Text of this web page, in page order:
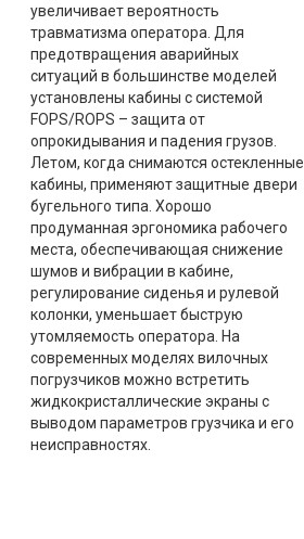
увеличивает вероятность
травматизма оператора. Для
предотвращения аварийных
ситуаций в большинстве моделей
установлены кабины с системой
FOPS/ROPS – защита от
опрокидывания и падения грузов.
Летом, когда снимаются остекленные
кабины, применяют защитные двери
бугельного типа. Хорошо
продуманная эргономика рабочего
места, обеспечивающая снижение
шумов и вибрации в кабине,
регулирование сиденья и рулевой
колонки, уменьшает быструю
утомляемость оператора. На
современных моделях вилочных
погрузчиков можно встретить
жидкокристаллические экраны с
выводом параметров грузчика и его
неисправностях.